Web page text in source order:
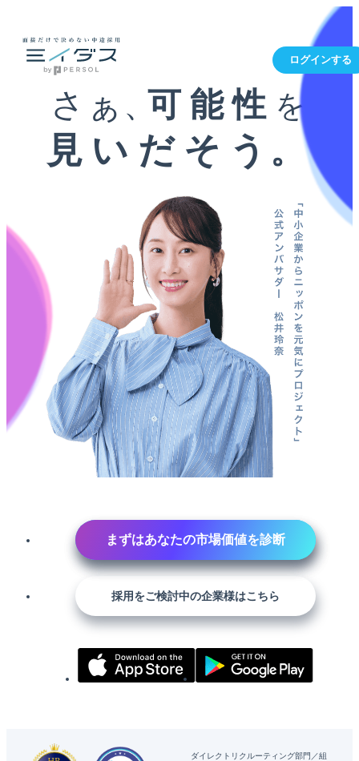
ログインする
さぁ、可能性 を
見いだそう。
まずはあなたの市場価値を診断
採用をご検討中の企業様はこちら
ダイレクトリクルーティング部門
組